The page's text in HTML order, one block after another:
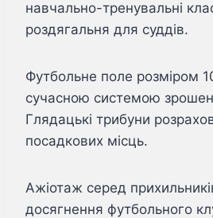
навчально-тренувальні
роздягальня для суддів.
Футбольне поле розміром
сучасною системою
Глядацькі трибуни
посадкових місць.
Ажіотаж серед
досягнення футбольного